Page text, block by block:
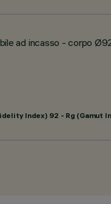
ad incasso - corpo
Index) 92 - Rg (Gamut